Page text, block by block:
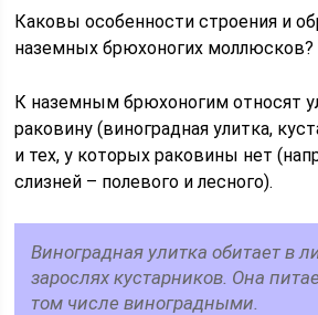
Каковы особенности строения и
наземных брюхоногих моллюсков?
К наземным брюхоногим относят
раковину (виноградная улитка,
и тех, у которых раковины нет
слизней – полевого и лесного).
Виноградная улитка обитает в
зарослях кустарников. Она
том числе виноградными.